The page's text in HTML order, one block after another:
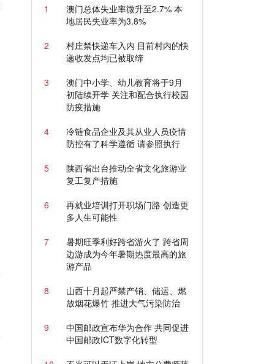
1
澳门总体失业率微升至2.7% 本
地居民失业率为3.8%
2
村庄禁快递车入内 目前村内的快
递收发点均已被取缔
3
澳门中小学、幼儿教育将于9月
初陆续开学 关注和配合执行校园
防疫措施
4
冷链食品企业及其从业人员疫情
防控有了科学遵循 请参照执行
5
陕西省出台推动全省文化旅游业
复工复产措施
6
再就业培训打开职场门路 创造更
多人生可能性
7
暑期旺季利好跨省游火了 跨省周
边游成为今年暑期热度最高的旅
游产品
8
山西十月起严禁产销、储运、燃
放烟花爆竹 推进大气污染防治
9
中国邮政宣布华为合作 共同促进
中国邮政ICT数字化转型